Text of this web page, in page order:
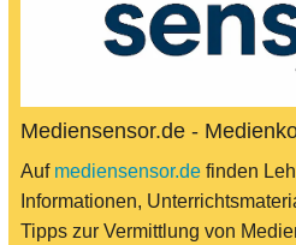
Mediensensor.de -
Auf mediensensor.de finden
Informationen,
Tipps zur Vermittlung von